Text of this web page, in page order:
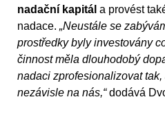
nadační kapitál a provést
nadace. „Neustále se
prostředky byly investovány
činnost měla dlouhodobý
nadaci zprofesionalizovat
nezávisle na nás,“dodává